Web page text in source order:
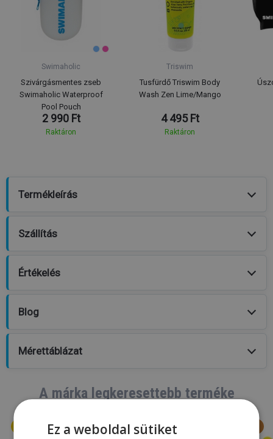
Swimaholic
Szivárgásmentes zseb
Swimaholic Waterproof
Pool Pouch
2 990 Ft
Raktáron
Triswim
Tusfürdő Triswim Body
Wash Zen Lime/Mango
4 495 Ft
Raktáron
Termékleírás
Szállítás
Értékelés
Blog
Mérettáblázat
A márka legkeresettebb terméke
Ez a weboldal sütiket